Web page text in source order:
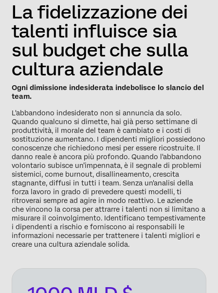
La fidelizzazione dei
talenti influisce sia
sul budget che sulla
cultura aziendale
Ogni dimissione indesiderata indebolisce lo slancio del
team.
L'abbandono indesiderato non si annuncia da solo.
Quando qualcuno si dimette, hai già perso settimane di
produttività, il morale del team è cambiato e i costi di
sostituzione aumentano. I dipendenti migliori possiedono
conoscenze che richiedono mesi per essere ricostruite. Il
danno reale è ancora più profondo. Quando l'abbandono
volontario subisce un’impennata, è il segnale di problemi
sistemici, come burnout, disallineamento, crescita
stagnante, diffusi in tutti i team. Senza un'analisi della
forza lavoro in grado di prevedere questi modelli, ti
ritroverai sempre ad agire in modo reattivo. Le aziende
che vincono la corsa per attrarre i talenti non si limitano a
misurare il coinvolgimento. Identificano tempestivamente
i dipendenti a rischio e forniscono ai responsabili le
informazioni necessarie per trattenere i talenti migliori e
creare una cultura aziendale solida.